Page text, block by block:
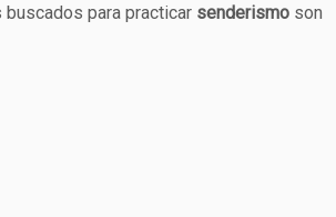
para practicar senderismo son